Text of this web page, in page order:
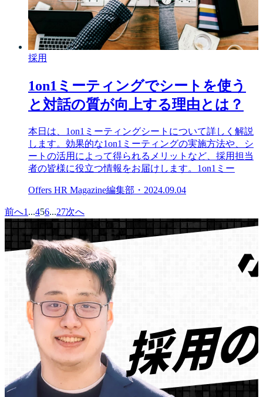
採用
1on1ミーティングでシートを使う
と対話の質が向上する理由とは？
本日は、1on1ミーティングシートについて詳しく解説
します。効果的な1on1ミーティングの実施方法や、シ
ートの活用によって得られるメリットなど、採用担当
者の皆様に役立つ情報をお届けします。1on1ミー
Offers HR Magazine編集部 ・ 2024.09.04
前へ1 ...456...27次へ